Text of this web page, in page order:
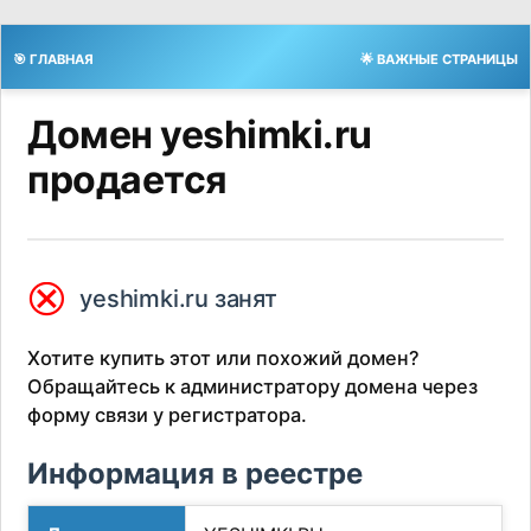
🎯 ГЛАВНАЯ 🌟 ВАЖНЫЕ СТРАНИЦЫ
Домен yeshimki.ru
продается
⮿ yeshimki.ru занят
Хотите купить этот или похожий домен?
Обращайтесь к администратору домена через
форму связи у регистратора.
Информация в реестре